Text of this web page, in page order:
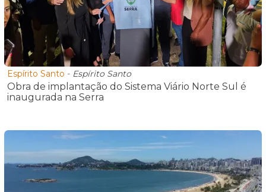
Espírito Santo - Espírito Santo
Obra de implantação do Sistema Viário Norte Sul é
inaugurada na Serra